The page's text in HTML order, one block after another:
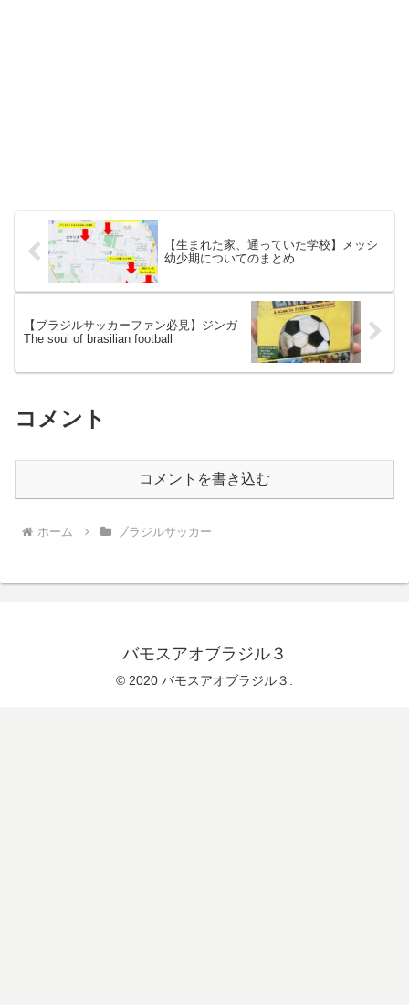
【生まれた家、通っていた学校】メッシ
幼少期についてのまとめ
【ブラジルサッカーファン必見】ジンガ
The soul of brasilian football
コメント
コメントを書き込む
ホーム ブラジルサッカー
バモスアオブラジル３
© 2020 バモスアオブラジル３.